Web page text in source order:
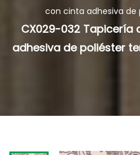
con cinta adhesiva de
CX029-032 Tapicería
adhesiva de poliéster